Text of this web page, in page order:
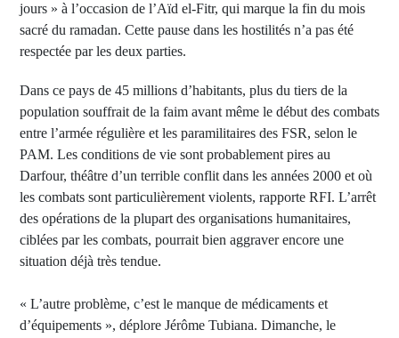
jours » à l’occasion de l’Aïd el-Fitr, qui marque la fin du mois
sacré du ramadan. Cette pause dans les hostilités n’a pas été
respectée par les deux parties.
Dans ce pays de 45 millions d’habitants, plus du tiers de la
population souffrait de la faim avant même le début des combats
entre l’armée régulière et les paramilitaires des FSR, selon le
PAM. Les conditions de vie sont probablement pires au
Darfour, théâtre d’un terrible conflit dans les années 2000 et où
les combats sont particulièrement violents, rapporte RFI. L’arrêt
des opérations de la plupart des organisations humanitaires,
ciblées par les combats, pourrait bien aggraver encore une
situation déjà très tendue.
« L’autre problème, c’est le manque de médicaments et
d’équipements », déplore Jérôme Tubiana. Dimanche, le